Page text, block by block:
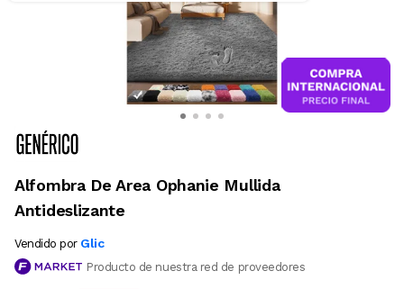
Alfombra De Area Ophanie Mullida
Antideslizante
Vendido por Glic
Producto de nuestra red de proveedores